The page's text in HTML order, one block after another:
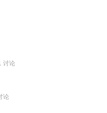
讨论
论